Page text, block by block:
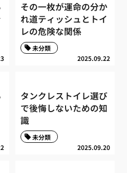
その一枚が運命の分か
れ道ティッシュとトイ
レの危険な関係
2025.09.22
未分類
タンクレストイレ選び
で後悔しないための知
識
2025.09.20
未分類